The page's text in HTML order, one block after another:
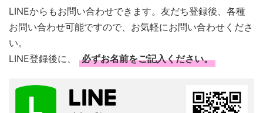
LINEからもお問い合わせできます。友だち登録後、各種
お問い合わせ可能ですので、お気軽にお問い合わせくださ
い。
LINE登録後に、
必ずお名前をご記入ください。